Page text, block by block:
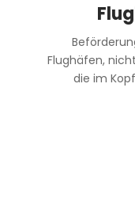
Flughäfen,
die im